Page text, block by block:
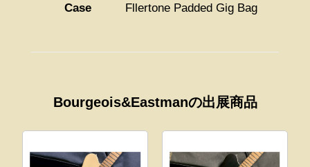
Case
Fllertone Padded Gig Bag
Bourgeois&Eastmanの出展商品